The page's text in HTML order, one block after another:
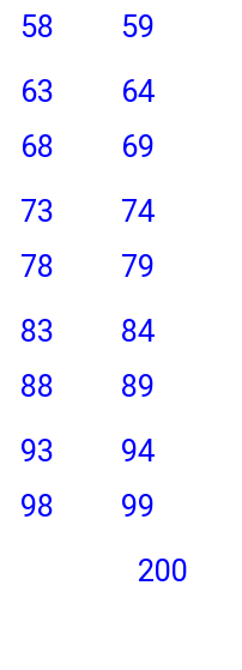
58
59
63
64
68
69
73
74
78
79
83
84
88
89
93
94
98
99
200